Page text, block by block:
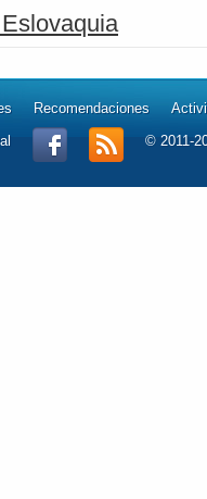
Recomendaciones
© 2011-